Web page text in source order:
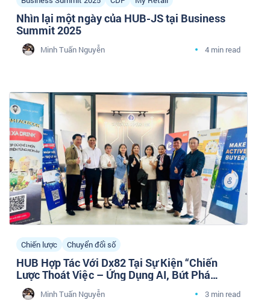
Nhìn lại một ngày của HUB-JS tại Business
Summit 2025
Minh Tuấn Nguyễn 4 min read
Chiến lược Chuyển đổi số
HUB Hợp Tác Với Dx82 Tại Sự Kiện “Chiến
Lược Thoát Việc – Ứng Dụng AI, Bứt Phá
2025” Minh Tuấn Nguyễn 3 min read